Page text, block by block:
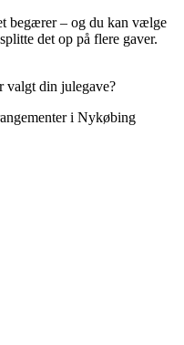
begærer – og du kan vælge
det op på flere gaver.
valgt din julegave?
i Nykøbing